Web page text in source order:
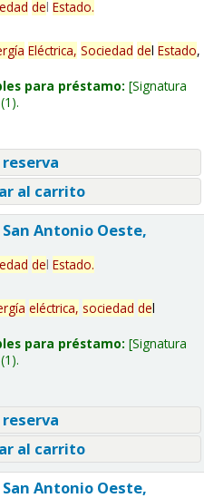
del Estado.
Eléctrica, Sociedad del Estado,
para préstamo: Signatura
(1).
al carrito
Antonio Oeste,
del Estado.
eléctrica, sociedad del
para préstamo: Signatura
(1).
al carrito
Antonio Oeste,